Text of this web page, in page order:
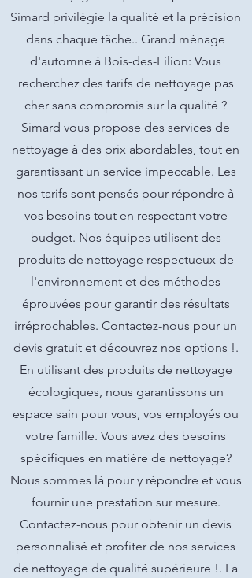
Simard privilégie la qualité et la précision
dans chaque tâche.. Grand ménage
d'automne à Bois-des-Filion: Vous
recherchez des tarifs de nettoyage pas
cher sans compromis sur la qualité ?
Simard vous propose des services de
nettoyage à des prix abordables, tout en
garantissant un service impeccable. Les
nos tarifs sont pensés pour répondre à
vos besoins tout en respectant votre
budget. Nos équipes utilisent des
produits de nettoyage respectueux de
l'environnement et des méthodes
éprouvées pour garantir des résultats
irréprochables. Contactez-nous pour un
devis gratuit et découvrez nos options !.
En utilisant des produits de nettoyage
écologiques, nous garantissons un
espace sain pour vous, vos employés ou
votre famille. Vous avez des besoins
spécifiques en matière de nettoyage?
Nous sommes là pour y répondre et vous
fournir une prestation sur mesure.
Contactez-nous pour obtenir un devis
personnalisé et profiter de nos services
de nettoyage de qualité supérieure !. La